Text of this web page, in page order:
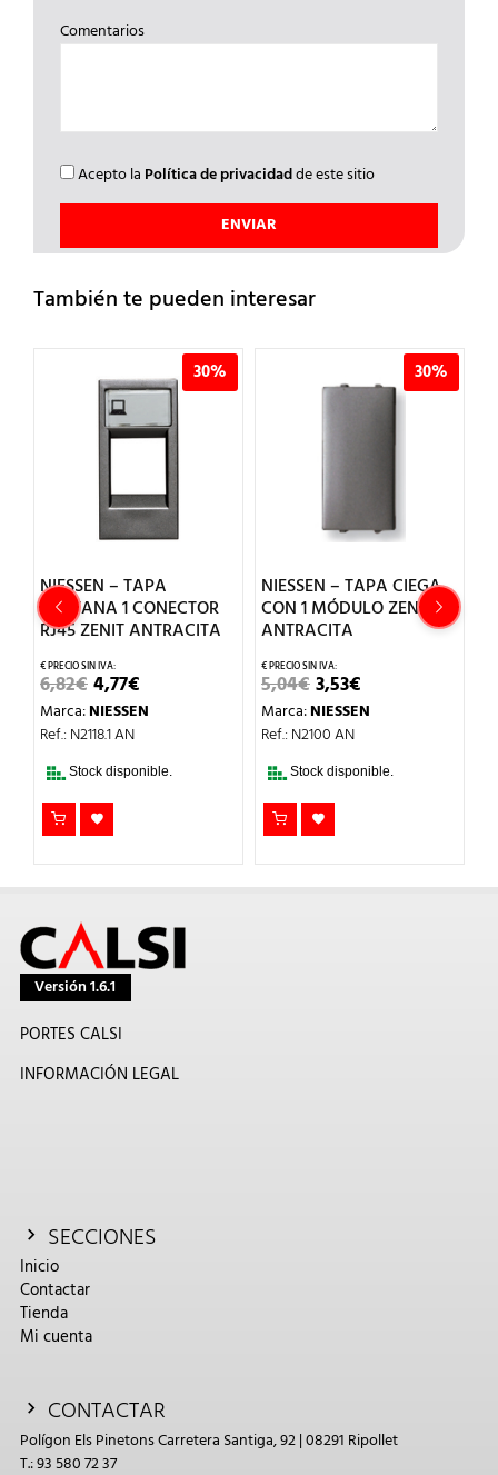
Comentarios
Acepto la Política de privacidadde este sitio
También te pueden interesar
30%
NIESSEN – TAPA
VENTANA 1 CONECTOR
RJ45 ZENIT ANTRACITA
6,82€EL
PRECIO
ORIGINAL
ERA:
4,77€PRECIO
ACTUAL
Marca:NIESSEN
Ref.: N2118.1 AN
Stock disponible.
30%
NIESSEN – TAPA CIEGA
CON 1 MÓDULO ZENIT
ANTRACITA
5,04€EL
PRECIO
ORIGINAL
ERA:
3,53€PRECIO
ACTUAL
Marca:NIESSEN
Ref.: N2100 AN
Stock disponible.
Versión 1.6.1
PORTES CALSI
INFORMACIÓN LEGAL
SECCIONES
Inicio
Contactar
Tienda
Mi cuenta
CONTACTAR
Polígon Els Pinetons Carretera Santiga, 92 | 08291 Ripollet
T.: 93 580 72 37